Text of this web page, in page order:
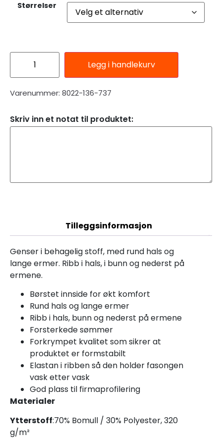
Størrelser
Legg i handlekurv
Varenummer: 8022-136-737
Skriv inn et notat til produktet:
Tilleggsinformasjon
Genser i behagelig stoff, med rund hals og
lange ermer. Ribb i hals, i bunn og nederst på
ermene.
Børstet innside for økt komfort
Rund hals og lange ermer
Ribb i hals, bunn og nederst på ermene
Forsterkede sømmer
Forkrympet kvalitet som sikrer at
produktet er formstabilt
Elastan i ribben så den holder fasongen
vask etter vask
God plass til firmaprofilering
Materialer
Ytterstoff:70% Bomull / 30% Polyester, 320
g/m²